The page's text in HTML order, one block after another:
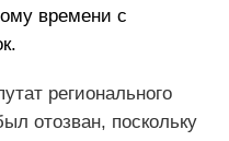
времени с
регионального
отозван, поскольку